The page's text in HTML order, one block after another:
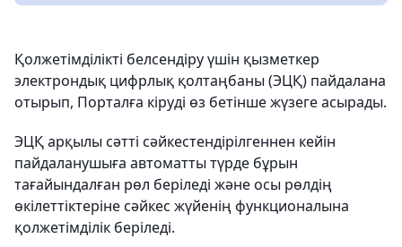
Қолжетімділікті белсендіру үшін қызметкер
электрондық цифрлық қолтаңбаны (ЭЦҚ) пайдалана
отырып, Порталға кіруді өз бетінше жүзеге асырады.
ЭЦҚ арқылы сәтті сәйкестендірілгеннен кейін
пайдаланушыға автоматты түрде бұрын
тағайындалған рөл беріледі және осы рөлдің
өкілеттіктеріне сәйкес жүйенің функционалына
қолжетімділік беріледі.